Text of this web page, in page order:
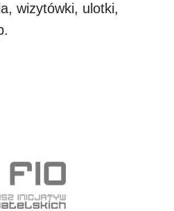
wizytówki, ulotki,